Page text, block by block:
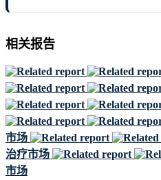
相关报告
市场
治疗市场
市场